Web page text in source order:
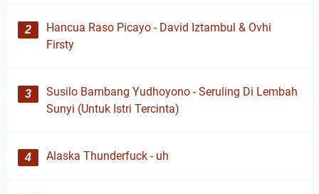
Hancua Raso Picayo - David Iztambul & Ovhi
Firsty
Susilo Bambang Yudhoyono - Seruling Di Lembah
Sunyi (Untuk Istri Tercinta)
Alaska Thunderfuck - uh